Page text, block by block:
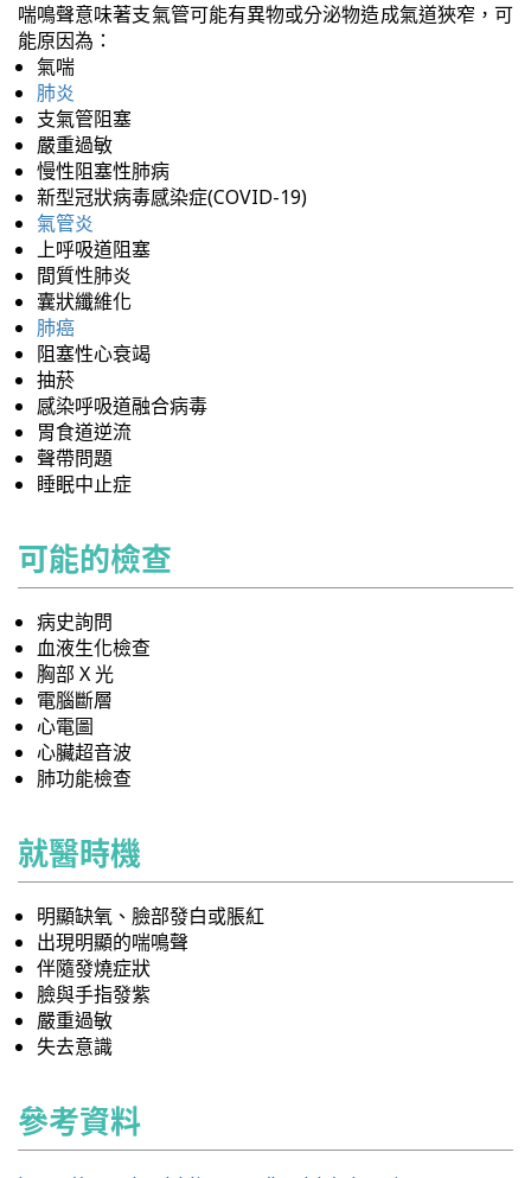
喘鳴聲意味著支氣管可能有異物或分泌物造成氣道狹窄，可
能原因為：
氣喘
肺炎
支氣管阻塞
嚴重過敏
慢性阻塞性肺病
新型冠狀病毒感染症(COVID-19)
氣管炎
上呼吸道阻塞
間質性肺炎
囊狀纖維化
肺癌
阻塞性心衰竭
抽菸
感染呼吸道融合病毒
胃食道逆流
聲帶問題
睡眠中止症
可能的檢查
病史詢問
血液生化檢查
胸部 X 光
電腦斷層
心電圖
心臟超音波
肺功能檢查
就醫時機
明顯缺氧、臉部發白或脹紅
出現明顯的喘鳴聲
伴隨發燒症狀
臉與手指發紫
嚴重過敏
失去意識
參考資料